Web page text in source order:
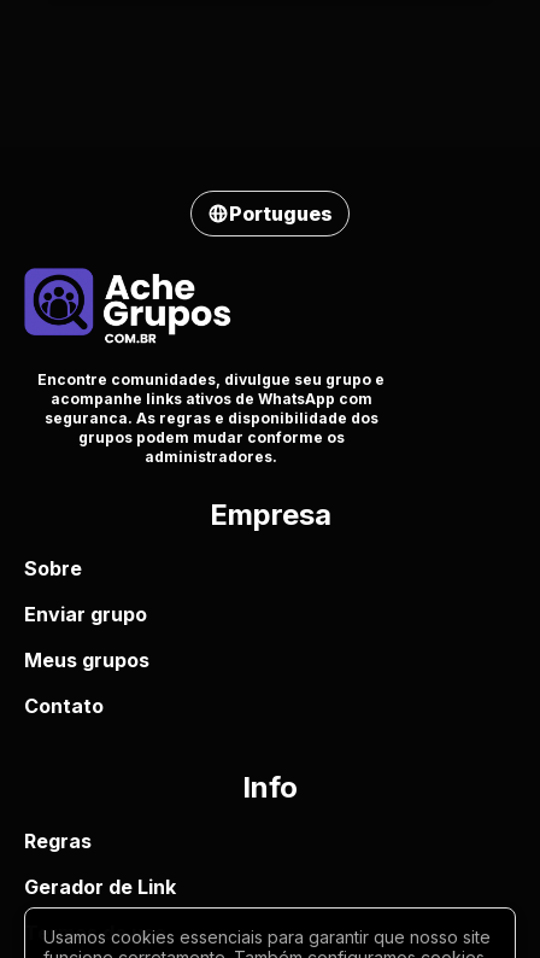
Portugues
Encontre comunidades, divulgue seu grupo e
acompanhe links ativos de WhatsApp com
seguranca. As regras e disponibilidade dos
grupos podem mudar conforme os
administradores.
Empresa
Sobre
Enviar grupo
Meus grupos
Contato
Info
Regras
Gerador de Link
Termos de uso
Usamos cookies essenciais para garantir que nosso site